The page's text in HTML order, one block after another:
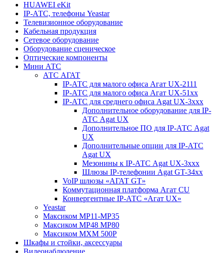
HUAWEI eKit
IP-АТС, телефоны Yeastar
Телевизионное оборудование
Кабельная продукция
Сетевое оборудование
Оборудование сценическое
Оптические компоненты
Мини АТС
АТС АГАТ
IP-АТС для малого офиса Агат UX-2111
IP-АТС для малого офиса Агат UX-51xx
IP-АТС для среднего офиса Agat UX-3xxx
Дополнительное оборудование для IP-
АТС Agat UX
Дополнительное ПО для IP-АТС Agat
UX
Дополнительные опции для IP-АТС
Agat UX
Мезонины к IP-АТС Agat UX-3xxx
Шлюзы IP-телефонии Agat GT-34xx
VoIP шлюзы «АГАТ GT»
Коммутационная платформа Агат CU
Конвергентные IP-АТС «Агат UX»
Yeastar
Максиком МР11-MP35
Максиком МР48 MP80
Максиком МХМ 500P
Шкафы и стойки, аксессуары
Видеонаблюдение